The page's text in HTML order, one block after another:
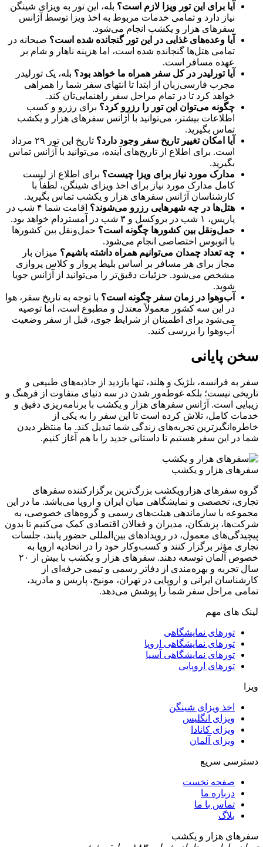
آیا برای این تور ویزا لازم است؟ بله، این تور به ویزای شینگن
نیاز دارد و تمامی خدمات مربوط به اخذ ویزا توسط آژانس
سفرهای هزار و یکشب انجام می‌شود.
آیا وعده‌های غذایی در این تور گنجانده شده است؟ صبحانه در
تمامی هتل‌ها گنجانده شده است، اما هزینه ناهار و شام بر
عهده مسافر است.
آیا تورلیدر در کل سفر همراه ما خواهد بود؟ بله، یک تورلیدر
مجرب فارسی‌زبان از ابتدا تا انتهای سفر شما را همراهی
خواهد کرد تا در تمام مراحل سفر راهنمایی‌تان کند.
چگونه می‌توان این تور را رزرو کرد؟ برای رزرو و کسب
اطلاعات بیشتر، می‌توانید با آژانس سفرهای هزار و یکشب
تماس بگیرید.
آیا امکان تغییر تاریخ سفر وجود دارد؟
تاریخ این تور ۲۹ مرداد
است. برای اطلاع از تاریخ‌های آینده، می‌توانید با آژانس تماس
بگیرید.
مدارک مورد نیاز برای ویزا چیست؟ برای اطلاع از لیست
کامل مدارک مورد نیاز برای اخذ ویزای شینگن، لطفاً با
کارشناسان آژانس سفرهای هزار و یکشب تماس بگیرید.
هتل‌ها در چه شهرهایی رزرو می‌شوند؟
اقامت شما ۴ شب در
پاریس، ۱ شب در بروکسل و ۳ شب در آمستردام خواهد بود.
حمل‌ونقل بین کشورها چگونه است؟ حمل‌ونقل بین کشورها
با اتوبوس اختصاصی انجام می‌شود.
چه تعداد چمدان می‌توانیم همراه داشته باشیم؟ میزان بار
مجاز برای هر مسافر بر اساس بلیط پرواز و کلاس پروازی
مشخص می‌شود. جزئیات دقیق‌تر را می‌توانید از آژانس جویا
شوید.
آب‌وهوا در زمان سفر چگونه است؟ با توجه به تاریخ سفر، هوا
در این سه کشور معمولاً معتدل و مطبوع است، اما توصیه
می‌شود برای اطمینان از شرایط جوی، قبل از سفر وضعیت
آب‌وهوا را بررسی کنید.
سخن پایانی
سفر به فرانسه، بلژیک و هلند، تنها بازدید از جاذبه‌های طبیعی و
تاریخی نیست؛ بلکه غوطه‌ور شدن در سه دنیای متفاوت از فرهنگ و
زیبایی است. آژانس سفرهای هزار و یکشب با برنامه‌ریزی دقیق و
خدمات کامل، تلاش کرده است تا این سفر را به یکی از
خاطره‌انگیزترین تجربه‌های زندگی شما تبدیل کند. ما منتظر دیدن
شما در این سفر هستیم تا داستانی جدید را با هم آغاز کنیم.
سفرهای هزار و یکشب
گروه سفرهای هزارویکشب بزرگ‌ترین برگزارکننده سفرهای
تجاری، تخصصی و نمایشگاهی میان ایران و اروپا می‌باشد. ما در این
مجموعه با سازماندهی هیئت‌های رسمی و گروه‌های خصوصی، به
شرکت‌ها، پزشکان، مدیران و فعالان اقتصادی کمک می‌کنیم تا بدون
پیچیدگی‌های معمول، در رویدادهای بین‌المللی حضور یابند، جلسات
تجاری مؤثر برگزار کنند و کسب‌وکار خود را در اتحادیه اروپا به
خصوص آلمان توسعه دهند. سفر‌های هزار و یکشب با بیش از ۲۰
سال تجربه و بهره‌مندی از دفاتر رسمی و تیمی حرفه‌ای از
کارشناسان ایرانی و اروپایی در تهران، مونیخ، پاریس و مادرید،
تمامی مراحل سفر شما را پوشش می‌دهد.
لینک های مهم
تورهای نمایشگاهی
تورهای نمایشگاهی اروپا
تورهای نمایشگاهی آسیا
تورهای اروپایی
ویزا
اخذ ویزای شینگن
ویزای انگلیس
ویزای کانادا
ویزای آلمان
دسترسی سریع
صفحه نخست
درباره ما
تماس با ما
بلاگ
سفرهای هزار و یکشب